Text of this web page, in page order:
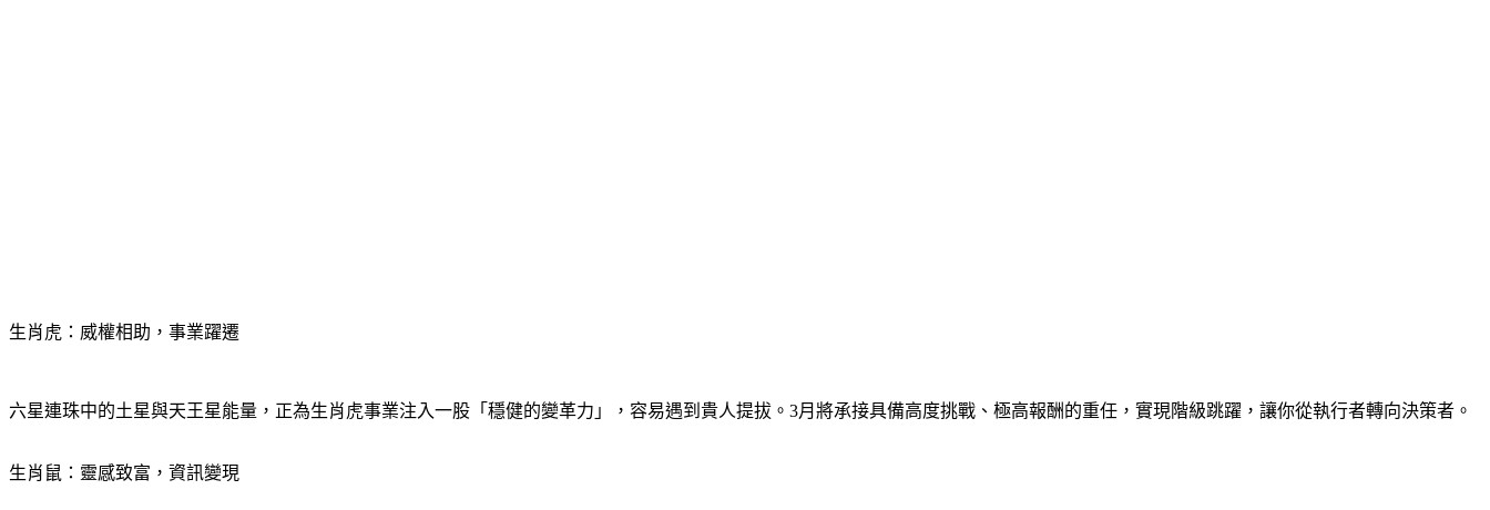
生肖虎：威權相助，事業躍遷
六星連珠中的土星與天王星能量，正為生肖虎事業注入一股「穩健的變革力」，容易遇到貴人提拔。3月將承接具備高度挑戰、極高報酬的重任，實現階級跳躍，讓你從執行者轉向決策者。
生肖鼠：靈感致富，資訊變現